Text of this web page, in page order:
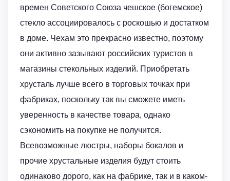
времен Советского Союза чешское (богемское)
стекло ассоциировалось с роскошью и достатком
в доме. Чехам это прекрасно известно, поэтому
они активно зазывают российских туристов в
магазины стекольных изделий. Приобретать
хрусталь лучше всего в торговых точках при
фабриках, поскольку так вы сможете иметь
уверенность в качестве товара, однако
сэкономить на покупке не получится.
Всевозможные люстры, наборы бокалов и
прочие хрустальные изделия будут стоить
одинаково дорого, как на фабрике, так и в каком-